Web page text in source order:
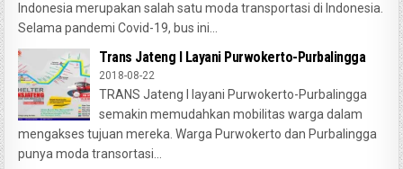
Indonesia merupakan salah satu moda transportasi di Indonesia.
Selama pandemi Covid-19, bus ini...
Trans Jateng I Layani Purwokerto-Purbalingga
2018-08-22
TRANS Jateng I layani Purwokerto-Purbalingga
semakin memudahkan mobilitas warga dalam
mengakses tujuan mereka. Warga Purwokerto dan Purbalingga
punya moda transortasi...